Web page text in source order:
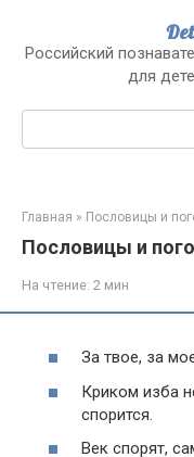
контенту
Российский
для
Поиск:
Главная » Пословицы и
Пословицы и
На чтение: 2 мин
За твое, за
Криком изба
спорится.
Век спорят,